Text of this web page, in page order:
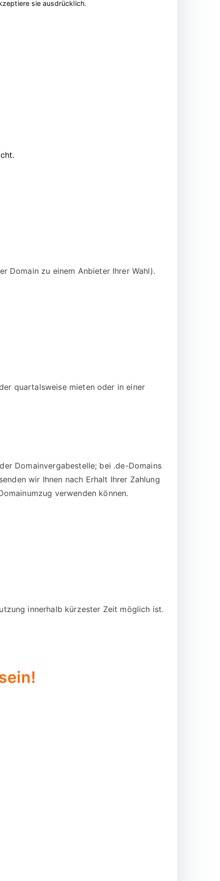
sie ausdrücklich.
Domain zu einem Anbieter Ihrer Wahl).
quartalsweise mieten oder in einer
Domainvergabestelle; bei .de-Domains
wir Ihnen nach Erhalt Ihrer Zahlung
verwenden können.
innerhalb kürzester Zeit möglich ist.